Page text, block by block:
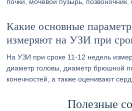
Какие основные
измеряют на УЗИ при
На УЗИ при сроке 11-12 недель
диаметр головы, диаметр брюшной
конечностей, а также оценивают
Полезные